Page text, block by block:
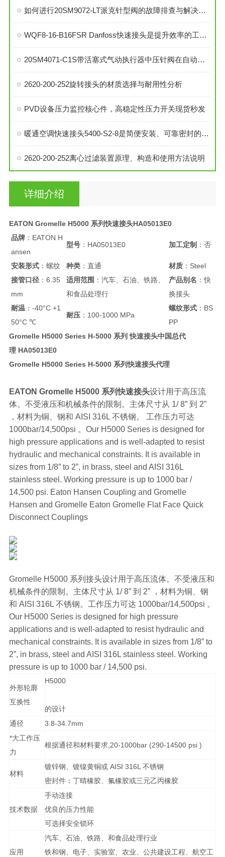
如何进行20SM9072-LT派克针型阀的故障排查与解决措施？
WQF8-16-B16FSR Danfoss快速接头是提升效率的工业连接解决方案
20SM4071-C1S带活塞式气动执行器中压针阀在自动化系统中的角色与功能
2620-200-252旋转接头的材质选择与耐用性分析
PVD设备压力监控核心件，高稳定性压力开关现货秒发
暖通空调快速接头5400-S2-8是简便安装、可靠密封的理想选择
2620-200-252离心过滤装置原理、构造和使用方法说明
详细介绍
EATON Gromelle H5000 系列快速接头HA05013E0
品牌：EATON H
ansen
型号：HA05013E0 加工定制：否
安装形式：螺纹 种类：直通 材质：Steel
接管口径：6.35
mm
适用范围 ：汽车、石油、铁路、
和食品处理行
产品别名 ：快
换接头
耐温 ：-40°C +1
50°C ℃
耐压：100-1000 MPa
螺纹形式：BS
PP
Gromelle H5000 Series H-5000 系列 快速接头中国总代
理 HA05013E0
Gromelle H5000 Series H-5000 系列快速接头代理
EATON Gromelle H5000 系列快速接头设计用于高压流
体。不受液压和机械条件的限制。主体尺寸从 1/ 8” 到 2”
，材料为铜、钢和 AISI 316L 不锈钢。 工作压力可达
1000bar/14,500psi 。Our H5000 Series is designed for
high pressure applications and is well-adapted to resist
hydraulic and mechanical constraints. It is available in
sizes from 1/8” to 2”, in brass, steel and AISI 316L
stainless steel. Working pressure is up to 1000 bar /
14,500 psi. Eaton Hansen Coupling and Gromelle
Hansen and Gromelle Eaton Gromelle Flat Face Quick
Disconnect Couplings
Gromelle H5000 系列接头设计用于高压流体。不受液压和
机械条件的限制。主体尺寸从 1/ 8” 到 2” ，材料为铜、钢
和 AISI 316L 不锈钢。工作压力可达 1000bar/14,500psi 。
Our H5000 Series is designed for high pressure
applications and is well-adapted to resist hydraulic and
mechanical constraints. It is available in sizes from 1/8” to
2”, in brass, steel and AISI 316L stainless steel. Working
pressure is up to 1000 bar / 14,500 psi.
外形轮廓
互换性
H5000
的设计
通径
3.8-34.7mm
*大工作压
力
根据通径和材料要求,20-1000bar (290-14500 psi )
材料
镀锌钢、镀镍黄铜或 AISI 316L 不锈钢
密封件：丁晴橡胶、氟橡胶或三元乙丙橡胶
技术数据
手动连接
优良的压力性能
可选择安全锁环
应用
汽车、石油、铁路、和食品处理行业
铁和钢、电子、实验室、农业、公共建设工程、航空工